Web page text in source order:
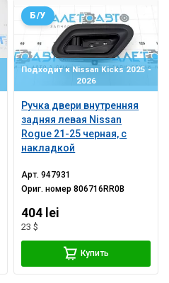
Подходит к Nissan Kicks 2025 -
2026
Ручка двери внутренняя
задняя левая Nissan
Rogue 21-25 черная, с
накладкой
Б/У
Арт.947931
Ориг. номер806716RR0B
404 lei
23 $
Купить